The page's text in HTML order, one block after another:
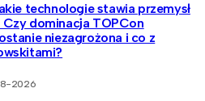
technologie stawia przemysł
Czy dominacja TOPCon
niezagrożona i co z
2026